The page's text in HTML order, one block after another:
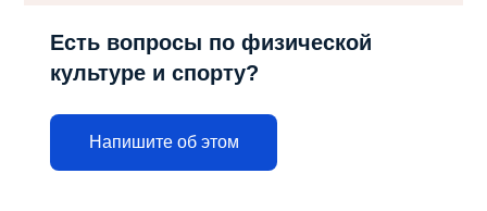
Есть вопросы по физической
культуре и спорту?
Напишите об этом